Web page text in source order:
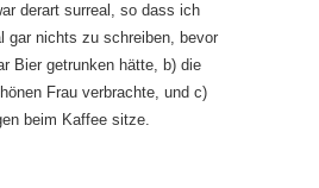
derart surreal, so dass ich
gar nichts zu schreiben, bevor
Bier getrunken hätte, b) die
Frau verbrachte, und c)
beim Kaffee sitze.